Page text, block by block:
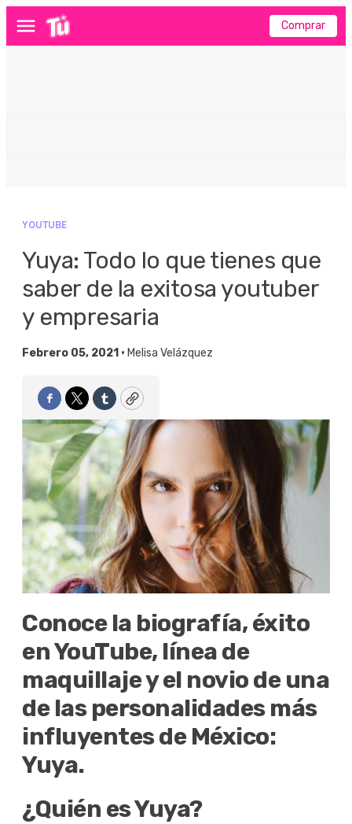
Menú Comprar
YOUTUBE
Yuya: Todo lo que tienes que
saber de la exitosa youtuber
y empresaria
Febrero 05, 2021 • Melisa Velázquez
Facebook
TwitterTumblrCopy
Conoce la biografía, éxito
en YouTube, línea de
maquillaje y el novio de una
de las personalidades más
influyentes de México:
Yuya.
¿Quién es Yuya?